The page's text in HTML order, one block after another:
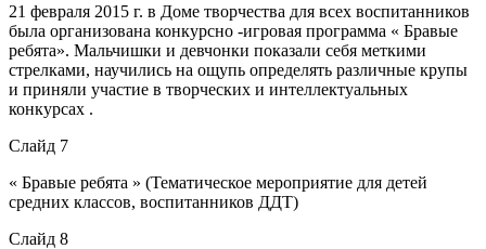
21 февраля 2015 г. в Доме творчества для всех воспитанников
была организована конкурсно -игровая программа « Бравые
ребята». Мальчишки и девчонки показали себя меткими
стрелками, научились на ощупь определять различные крупы
и приняли участие в творческих и интеллектуальных
конкурсах .
Слайд 7
« Бравые ребята » (Тематическое мероприятие для детей
средних классов, воспитанников ДДТ)
Слайд 8